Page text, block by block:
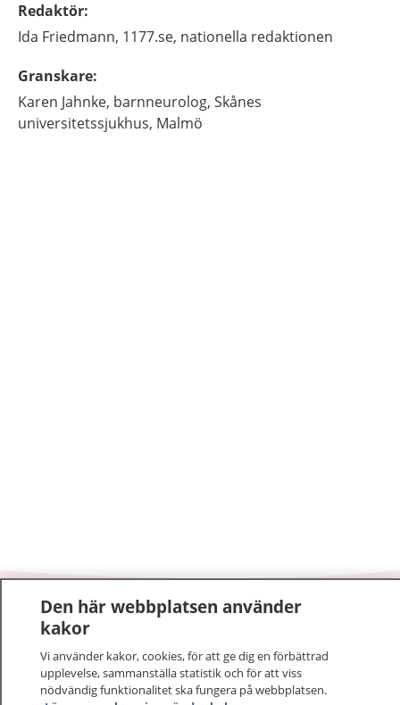
Redaktör:
Ida Friedmann, 1177.se, nationella redaktionen
Granskare:
Karen Jahnke, barnneurolog, Skånes
universitetssjukhus, Malmö
1177–tryggt om din hälsa och vård
På 1177.se får du råd om hälsa och information om
sjukdomar och vilka mottagningar du kan kontakta.
Den här webbplatsen använder
kakor
Vi använder kakor, cookies, för att ge dig en förbättrad
upplevelse, sammanställa statistik och för att viss
nödvändig funktionalitet ska fungera på webbplatsen.